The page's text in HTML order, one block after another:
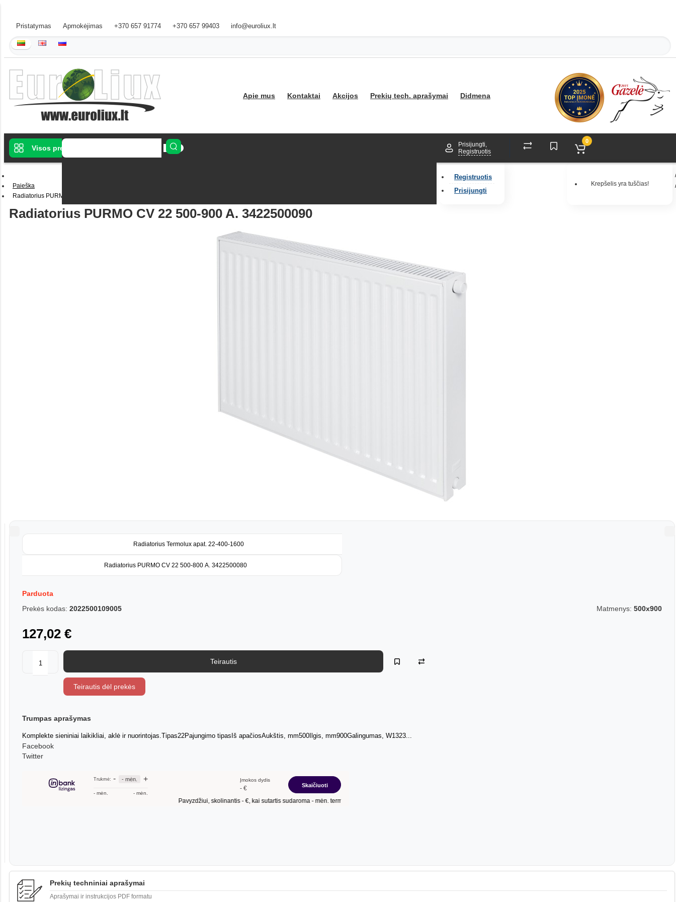
Pristatymas Apmokėjimas +370 657 91774 +370 657 99403 info@euroliux.lt
Apie mus Kontaktai Akcijos Prekių tech. aprašymai Didmena
Visos prekės
Prisijungti,
Registruotis
Registruotis
Prisijungti
0
Krepšelis yra tuščias!
Paieška
Radiatorius PURMO CV 22 500-900 A. 3422500090
Radiatorius PURMO CV 22 500-900 A. 3422500090
Radiatorius Termolux apat. 22-400-1600
Radiatorius PURMO CV 22 500-800 A. 3422500080
Parduota
Prekės kodas: 2022500109005 Matmenys: 500x900
127,02 €
Teirautis
Teirautis dėl prekės
Trumpas aprašymas
Komplekte sieniniai laikikliai, aklė ir nuorintojas.Tipas22Pajungimo tipasIš apačiosAukštis, mm500Ilgis, mm900Galingumas, W1323...
Facebook
Twitter
Prekių techniniai aprašymai
Aprašymai ir instrukcijos PDF formatu